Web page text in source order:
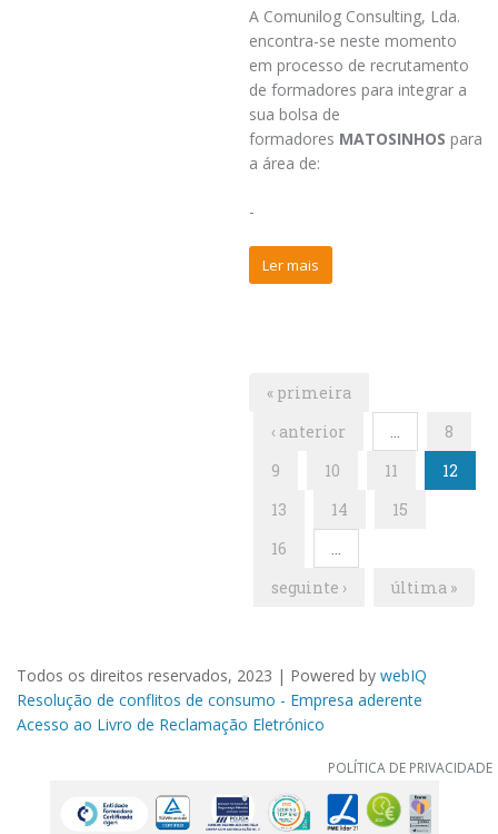
A Comunilog Consulting, Lda.
encontra-se neste momento
em processo de recrutamento
de formadores para integrar a
sua bolsa de
formadores MATOSINHOS para
a área de:
-
Ler mais
« primeira
‹ anterior
…
8
9
10 11
12
13
14
15
16
…
seguinte ›
última »
Todos os direitos reservados, 2023 | Powered by webIQ
Resolução de conflitos de consumo - Empresa aderente
Acesso ao Livro de Reclamação Eletrónico
POLÍTICA DE PRIVACIDADE